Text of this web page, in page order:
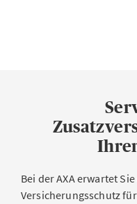
Bei der AXA erwartet
Versicherungsschutz